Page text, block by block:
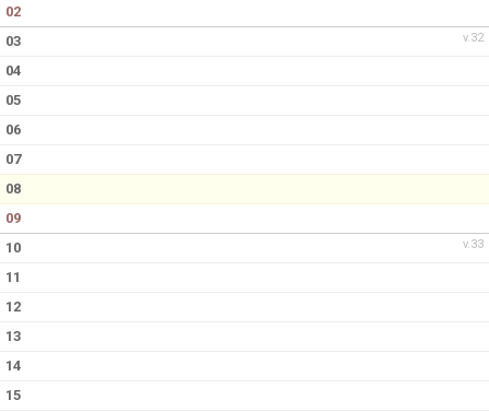
02
v.32
03
04
05
06
07
08
09
v.33
10
11
12
13
14
15